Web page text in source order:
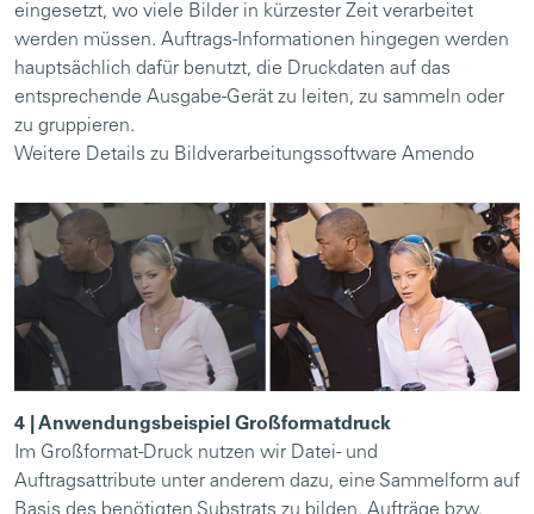
eingesetzt, wo viele Bilder in kürzester Zeit verarbeitet
werden müssen. Auftrags-Informationen hingegen werden
hauptsächlich dafür benutzt, die Druckdaten auf das
entsprechende Ausgabe-Gerät zu leiten, zu sammeln oder
zu gruppieren.
Weitere Details zu Bildverarbeitungssoftware Amendo
4 | Anwendungsbeispiel Großformatdruck
Im Großformat-Druck nutzen wir Datei- und
Auftragsattribute unter anderem dazu, eine Sammelform auf